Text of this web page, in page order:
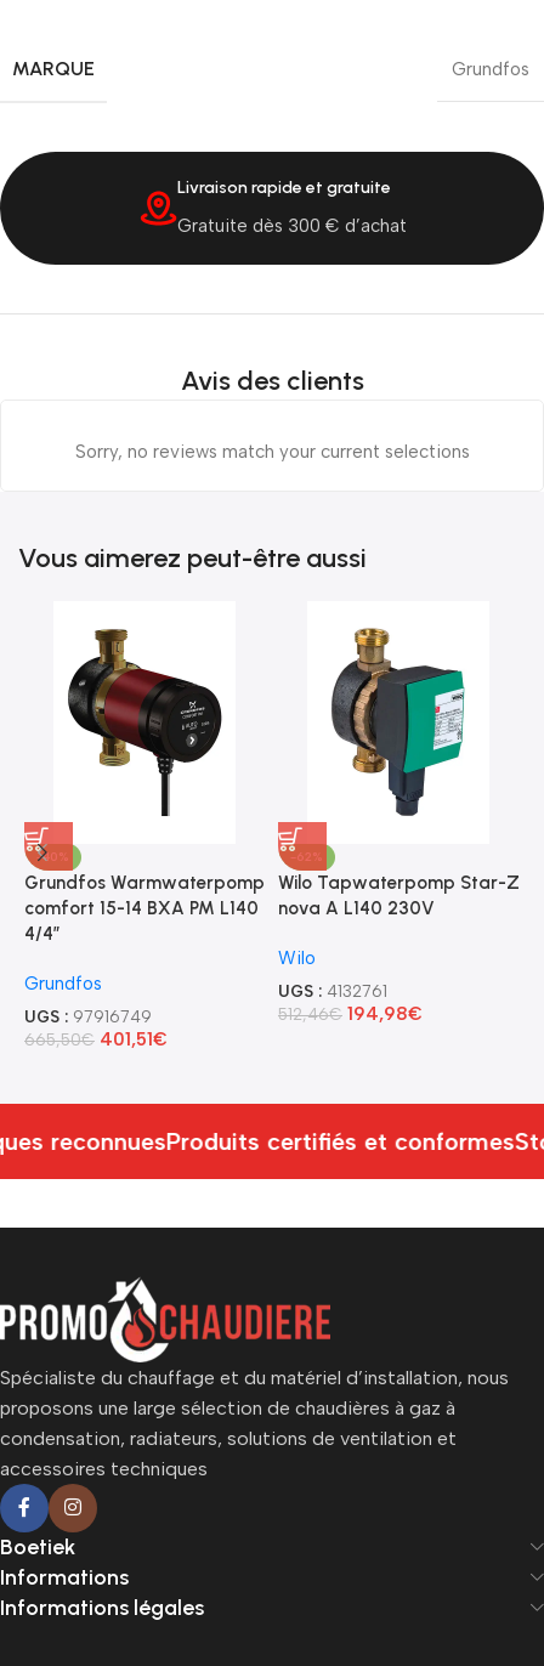
MARQUE Grundfos
Livraison rapide et gratuite
Gratuite dès 300 € d’achat
Avis des clients
Sorry, no reviews match your current selections
Vous aimerez peut-être aussi
-40%
Grundfos Warmwaterpomp
comfort 15-14 BXA PM L140
4/4″
Grundfos
UGS : 97916749
665,50€ 401,51€
-62%
Wilo Tapwaterpomp Star-Z
nova A L140 230V
Wilo
UGS : 4132761
512,46€ 194,98€
reconnuesProduits certifiés et conformes
Spécialiste du chauffage et du matériel d’installation, nous
proposons une large sélection de chaudières à gaz à
condensation, radiateurs, solutions de ventilation et
accessoires techniques
Boetiek
Informations
Informations légales